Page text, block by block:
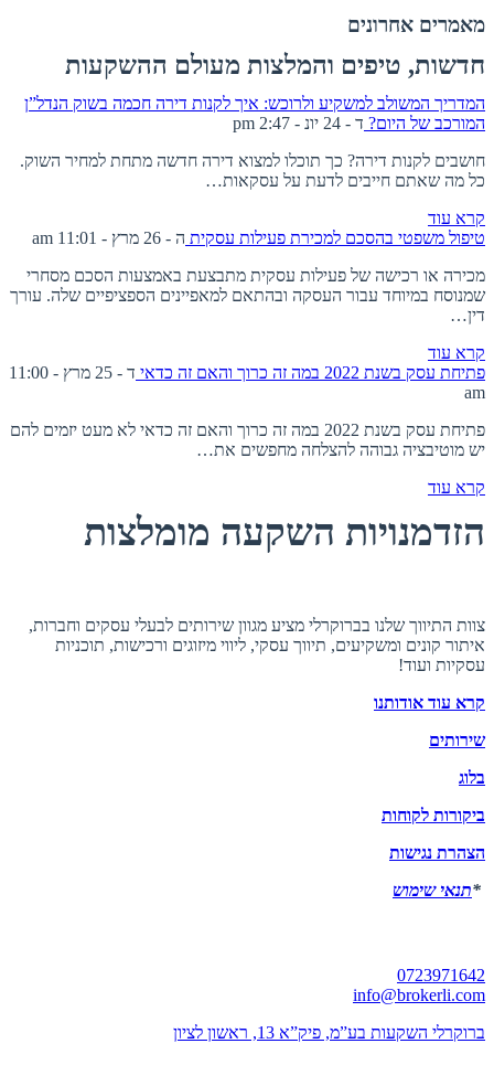
מאמרים אחרונים
חדשות, טיפים והמלצות מעולם ההשקעות
המדריך המשולב למשקיע ולרוכש: איך לקנות דירה חכמה בשוק הנדל”ן
המורכב של היום? ד - 24 יונ - 2:47 pm
חושבים לקנות דירה? כך תוכלו למצוא דירה חדשה מתחת למחיר השוק.
כל מה שאתם חייבים לדעת על עסקאות…
קרא עוד
טיפול משפטי בהסכם למכירת פעילות עסקית ה - 26 מרץ - 11:01 am
מכירה או רכישה של פעילות עסקית מתבצעת באמצעות הסכם מסחרי
שמנוסח במיוחד עבור העסקה ובהתאם למאפיינים הספציפיים שלה. עורך
דין…
קרא עוד
פתיחת עסק בשנת 2022 במה זה כרוך והאם זה כדאי
ד - 25 מרץ - 11:00
am
פתיחת עסק בשנת 2022 במה זה כרוך והאם זה כדאי לא מעט יזמים להם
יש מוטיבציה גבוהה להצלחה מחפשים את…
קרא עוד
הזדמנויות השקעה מומלצות
צוות התיווך שלנו בברוקרלי מציע מגוון שירותים לבעלי עסקים וחברות,
איתור קונים ומשקיעים, תיווך עסקי, ליווי מיזוגים ורכישות, תוכניות
עסקיות ועוד!
קרא עוד אודותנו
שירותים
בלוג
ביקורות לקוחות
הצהרת נגישות
*תנאי שימוש
0723971642
info@brokerli.com
ברוקרלי השקעות בע”מ, פיק”א 13, ראשון לציון